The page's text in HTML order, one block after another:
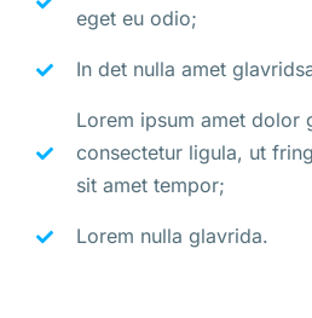
eget eu odio;
In det nulla amet
Lorem ipsum amet dolor
consectetur ligula, ut
sit amet tempor;
Lorem nulla glavrida.